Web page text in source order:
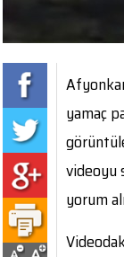
yamaç
videoyu
yorum